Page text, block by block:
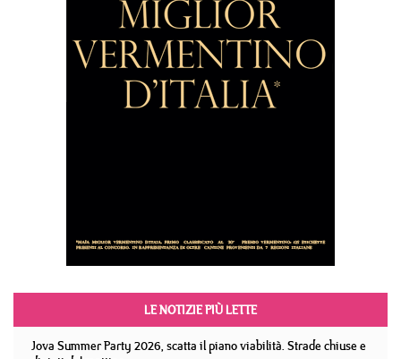
LE NOTIZIE PIÙ LETTE
Jova Summer Party 2026, scatta il piano viabilità. Strade chiuse e